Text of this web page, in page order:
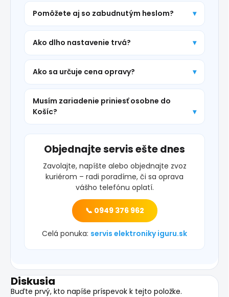
Pomôžete aj so zabudnutým heslom?
Ako dlho nastavenie trvá?
Ako sa určuje cena opravy?
Musím zariadenie priniesť osobne do
Košíc?
Objednajte servis ešte dnes
Zavolajte, napíšte alebo objednajte zvoz
kuriérom – radi poradíme, či sa oprava
vášho telefónu oplatí.
📞 0949 376 962
Celá ponuka: servis elektroniky iguru.sk
Diskusia
Buďte prvý, kto napíše príspevok k tejto položke.